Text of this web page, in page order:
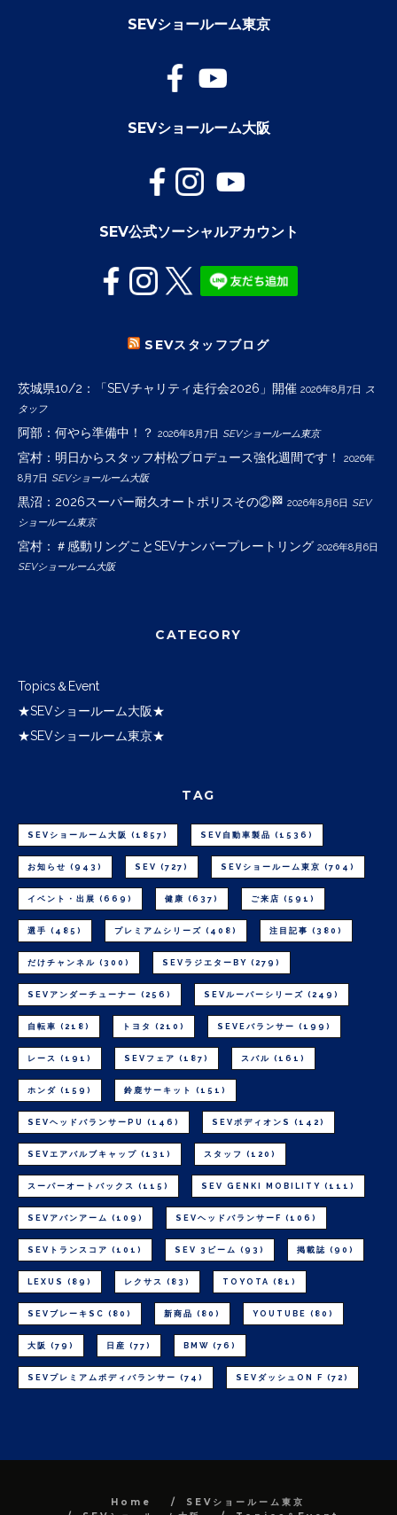
SEVショールーム東京
SEVショールーム大阪
SEV公式ソーシャルアカウント
SEVスタッフブログ
茨城県10/2：「SEVチャリティ走行会2026」開催 2026年8月7日
ス
タッフ
阿部：何やら準備中！？ 2026年8月7日 SEVショールーム東京
宮村：明日からスタッフ村松プロデュース強化週間です！
2026年
8月7日 SEVショールーム大阪
黒沼：2026スーパー耐久オートポリスその②🏁 2026年8月6日 SEV
ショールーム東京
宮村：＃感動リングことSEVナンバープレートリング 2026年8月6日
SEVショールーム大阪
CATEGORY
Topics＆Event
★SEVショールーム大阪★
★SEVショールーム東京★
TAG
SEVショールーム大阪 (1857) SEV自動車製品 (1536)
お知らせ (943) SEV (727) SEVショールーム東京 (704)
イベント・出展 (669) 健康 (637) ご来店 (591)
選手 (485) プレミアムシリーズ (408) 注目記事 (380)
だけチャンネル (300) SEVラジエターBY (279)
SEVアンダーチューナー (256) SEVルーパーシリーズ (249)
自転車 (218) トヨタ (210) SEVEバランサー (199)
レース (191) SEVフェア (187) スバル (161)
ホンダ (159) 鈴鹿サーキット (151)
SEVヘッドバランサーPU (146) SEVボディオンS (142)
SEVエアバルブキャップ (131) スタッフ (120)
スーパーオートバックス (115) SEV GENKI MOBILITY (111)
SEVアバンアーム (109) SEVヘッドバランサーF (106)
SEVトランスコア (101) SEV 3ビーム (93) 掲載誌 (90)
LEXUS (89) レクサス (83) TOYOTA (81)
SEVブレーキSC (80) 新商品 (80) YOUTUBE (80)
大阪 (79) 日産 (77) BMW (76)
SEVプレミアムボディバランサー (74) SEVダッシュON F (72)
Home
SEVショールーム東京